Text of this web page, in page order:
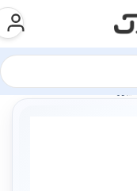
کیبورد ها